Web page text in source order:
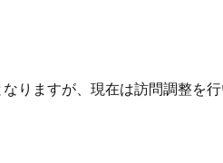
りますが、現在は訪問調整を行